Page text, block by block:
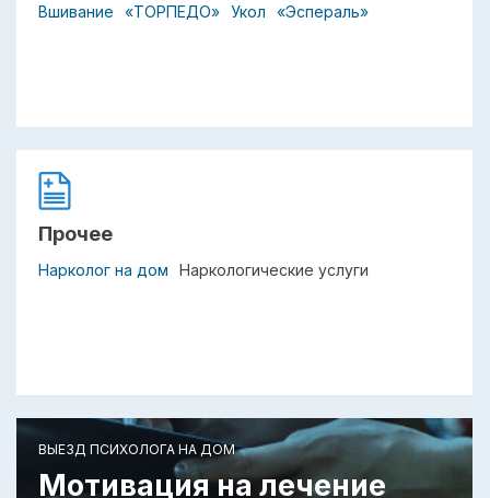
Вшивание «ТОРПЕДО» Укол «Эспераль»
Прочее
Нарколог на дом Наркологические услуги
ВЫЕЗД ПСИХОЛОГА НА ДОМ
Мотивация на лечение